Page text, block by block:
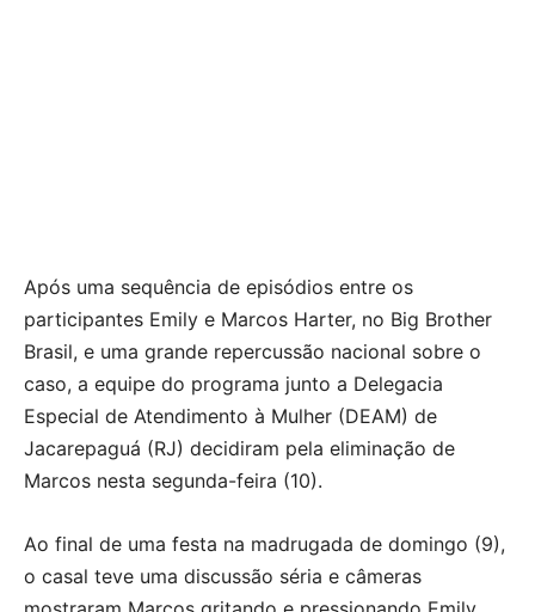
Após uma sequência de episódios entre os
participantes Emily e Marcos Harter, no Big Brother
Brasil, e uma grande repercussão nacional sobre o
caso, a equipe do programa junto a Delegacia
Especial de Atendimento à Mulher (DEAM) de
Jacarepaguá (RJ) decidiram pela eliminação de
Marcos nesta segunda-feira (10).
Ao final de uma festa na madrugada de domingo (9),
o casal teve uma discussão séria e câmeras